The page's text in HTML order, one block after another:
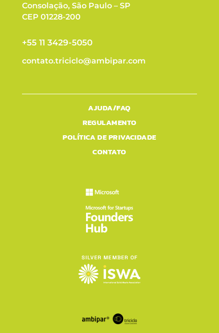
Consolação, São Paulo – SP
CEP 01228-200
+55 11 3429-5050
contato.triciclo@ambipar.com
AJUDA/FAQ
REGULAMENTO
POLÍTICA DE PRIVACIDADE
CONTATO